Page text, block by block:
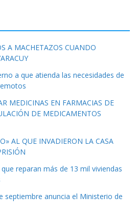
A MACHETAZOS CUANDO
a que atienda las necesidades de
MEDICINAS EN FARMACIAS DE
DE MEDICAMENTOS
AL QUE INVADIERON LA CASA
reparan más de 13 mil viviendas
septiembre anuncia el Ministerio de